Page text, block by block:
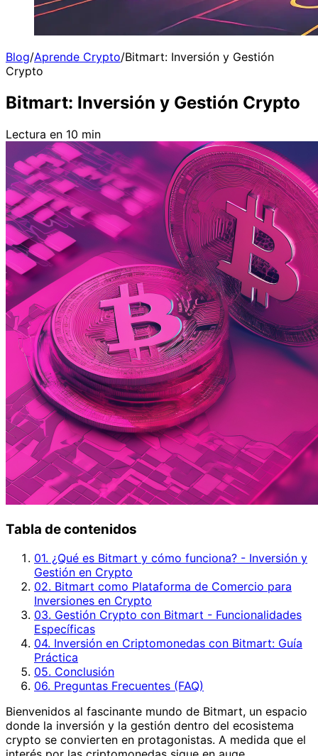
Blog/Aprende Crypto/Bitmart: Inversión y Gestión
Crypto
Bitmart: Inversión y Gestión Crypto
Lectura en 10 min
Tabla de contenidos
01. ¿Qué es Bitmart y cómo funciona? - Inversión y
Gestión en Crypto
02. Bitmart como Plataforma de Comercio para
Inversiones en Crypto
03. Gestión Crypto con Bitmart - Funcionalidades
Específicas
04. Inversión en Criptomonedas con Bitmart: Guía
Práctica
05. Conclusión
06. Preguntas Frecuentes (FAQ)
Bienvenidos al fascinante mundo de Bitmart, un espacio
donde la inversión y la gestión dentro del ecosistema
crypto se convierten en protagonistas. A medida que el